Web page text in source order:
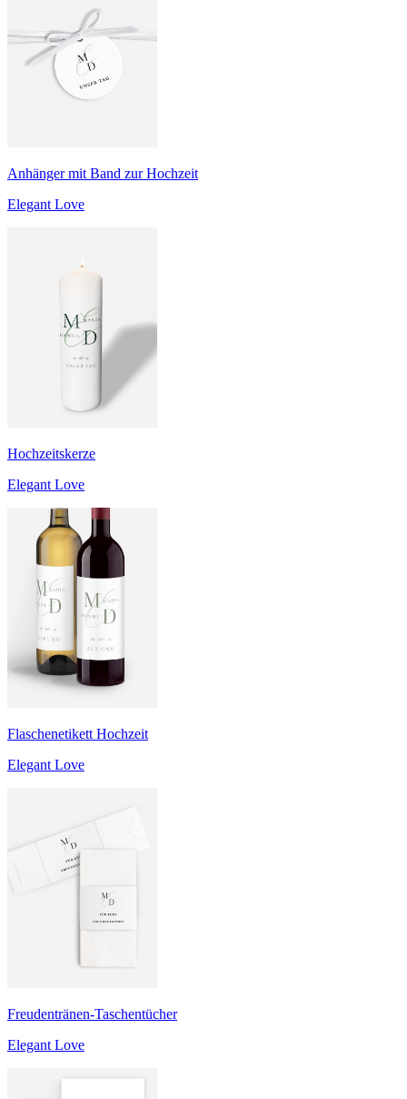
Anhänger mit Band zur Hochzeit
Elegant Love
Hochzeitskerze
Elegant Love
Flaschenetikett Hochzeit
Elegant Love
Freudentränen-Taschentücher
Elegant Love